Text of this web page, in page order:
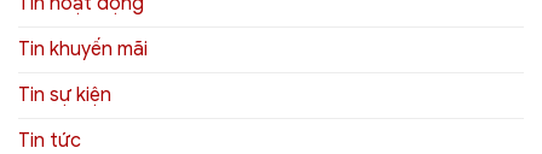
Tin khuyến mãi
Tin sự kiện
Tin tức